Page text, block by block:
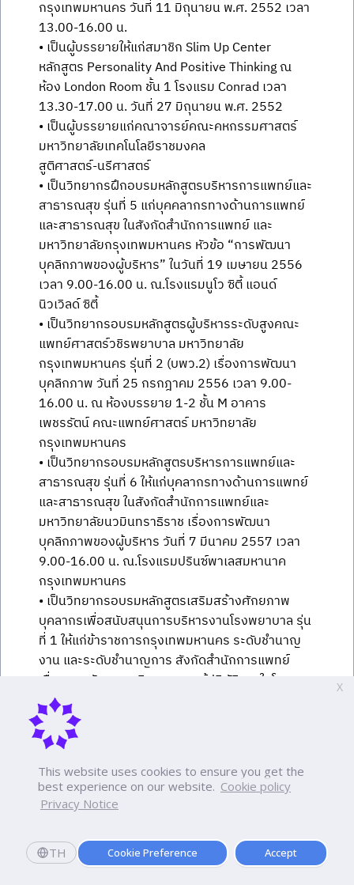
This website uses cookies to ensure you get the
best experience on our website. Cookie policy
Privacy Notice
TH Cookie Preference Accept
X
กรุงเทพมหานคร วันที่ 11 มิถุนายน พ.ศ. 2552 เวลา
13.00-16.00 น.
• เป็นผู้บรรยายให้แก่สมาชิก Slim Up Center
หลักสูตร Personality And Positive Thinking ณ
ห้อง London Room ชั้น 1 โรงแรม Conrad เวลา
13.30-17.00 น. วันที่ 27 มิถุนายน พ.ศ. 2552
• เป็นผู้บรรยายแก่คณาจารย์คณะคหกรรมศาสตร์
มหาวิทยาลัยเทคโนโลยีราชมงคล
สูติศาสตร์-นรีศาสตร์
• เป็นวิทยากรฝึกอบรมหลักสูตรบริหารการแพทย์และ
สาธารณสุข รุ่นที่ 5 แก่บุคคลากรทางด้านการแพทย์
และสาธารณสุข ในสังกัดสำนักการแพทย์ และ
มหาวิทยาลัยกรุงเทพมหานคร หัวข้อ “การพัฒนา
บุคลิกภาพของผู้บริหาร” ในวันที่ 19 เมษายน 2556
เวลา 9.00-16.00 น. ณ.โรงแรมนูโว ซิตี้ แอนด์
นิวเวิลด์ ซิตี้
• เป็นวิทยากรอบรมหลักสูตรผู้บริหารระดับสูงคณะ
แพทย์ศาสตร์วชิรพยาบาล มหาวิทยาลัย
กรุงเทพมหานคร รุ่นที่ 2 (บพว.2) เรื่องการพัฒนา
บุคลิกภาพ วันที่ 25 กรกฎาคม 2556 เวลา 9.00-
16.00 น. ณ ห้องบรรยาย 1-2 ชั้น M อาคาร
เพชรรัตน์ คณะแพทย์ศาสตร์ มหาวิทยาลัย
กรุงเทพมหานคร
• เป็นวิทยากรอบรมหลักสูตรบริหารการแพทย์และ
สาธารณสุข รุ่นที่ 6 ให้แก่บุคลากรทางด้านการแพทย์
และสาธารณสุข ในสังกัดสำนักการแพทย์และ
มหาวิทยาลัยนวมินทราธิราช เรื่องการพัฒนา
บุคลิกภาพของผู้บริหาร วันที่ 7 มีนาคม 2557 เวลา
9.00-16.00 น. ณ.โรงแรมปรินซ์พาเลสมหานาค
กรุงเทพมหานคร
• เป็นวิทยากรอบรมหลักสูตรเสริมสร้างศักยภาพ
บุคลากรเพื่อสนับสนุนการบริหารงานโรงพยาบาล รุ่น
ที่ 1 ให้แก่ข้าราชการกรุงเทพมหานคร ระดับชำนาญ
งาน และระดับชำนาญการ สังกัดสำนักการแพทย์
เรื่องการพัฒนาบุคลิกภาพของผู้ปฏิบัติงานในโรง
พยาบาล วันที่ 30 เมษายน 2557 ณ.ห้องประชุมพิทย
รักษ์ ชั้น 4 สำนักการแพทย์
• เป็นวิทยากรการอบรมหลักสูตรการบริหารการ
บุคลากรทางการพยาบาล สังกัดสำนักการแพทย์
เรื่องการพัฒนาบุคลิกภาพ ในวันที่ 10 กรกฎาคม
มหานาค กรุงเทพมหานคร
• เป็นผู้บรรยายทางวิชาการ ให้กับภาคสูติศาสตร์-นรี